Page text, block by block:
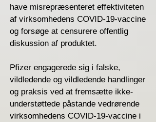
have misrepræsenteret effektiviteten
af ​​virksomhedens COVID-19-vaccine
og forsøge at censurere offentlig
diskussion af produktet.
Pfizer engagerede sig i falske,
vildledende og vildledende handlinger
og praksis ved at fremsætte ikke-
understøttede påstande vedrørende
virksomhedens COVID-19-vaccine i